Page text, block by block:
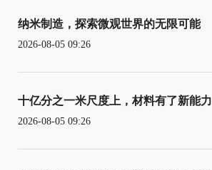
纳米制造，探索微观世界的无限可能
2026-08-05 09:26
十亿分之一米尺度上，材料有了新能力
2026-08-05 09:26